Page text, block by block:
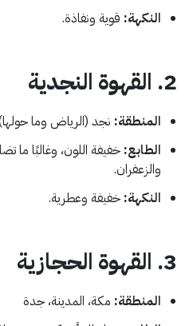
النكهة: قوية ونفاذة.
2. القهوة النجدية
المنطقة: نجد (الرياض وما
الطابع: خفيفة اللون، وغالبًا ما
والزعفران.
النكهة: خفيفة وعطرية.
3. القهوة الحجازية
المنطقة: مكة، المدينة، جدة